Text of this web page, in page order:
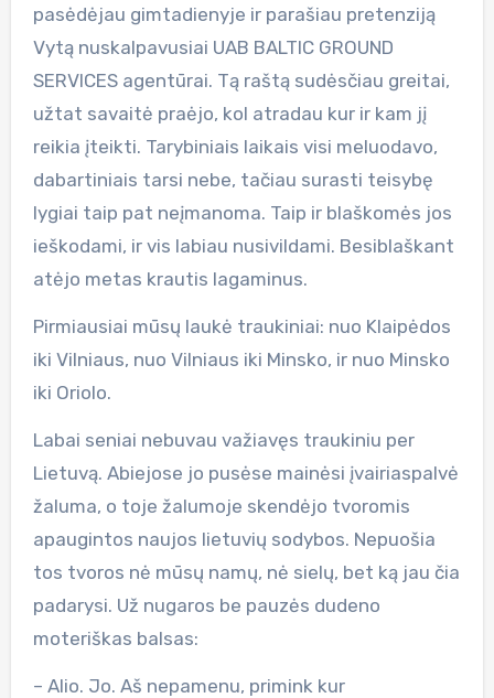
pasėdėjau gimtadienyje ir parašiau pretenziją
Vytą nuskalpavusiai UAB BALTIC GROUND
SERVICES agentūrai. Tą raštą sudėsčiau greitai,
užtat savaitė praėjo, kol atradau kur ir kam jį
reikia įteikti. Tarybiniais laikais visi meluodavo,
dabartiniais tarsi nebe, tačiau surasti teisybę
lygiai taip pat neįmanoma. Taip ir blaškomės jos
ieškodami, ir vis labiau nusivildami. Besiblaškant
atėjo metas krautis lagaminus.
Pirmiausiai mūsų laukė traukiniai: nuo Klaipėdos
iki Vilniaus, nuo Vilniaus iki Minsko, ir nuo Minsko
iki Oriolo.
Labai seniai nebuvau važiavęs traukiniu per
Lietuvą. Abiejose jo pusėse mainėsi įvairiaspalvė
žaluma, o toje žalumoje skendėjo tvoromis
apaugintos naujos lietuvių sodybos. Nepuošia
tos tvoros nė mūsų namų, nė sielų, bet ką jau čia
padarysi. Už nugaros be pauzės dudeno
moteriškas balsas:
– Alio. Jo. Aš nepamenu, primink kur